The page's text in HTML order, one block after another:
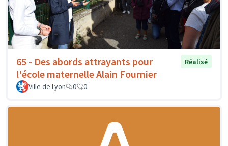
65 - Des abords attrayants pour
l'école maternelle Alain Fournier
Réalisé
Ville de Lyon 0 0